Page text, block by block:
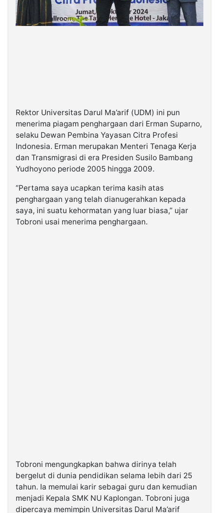
Rektor Universitas Darul Ma’arif (UDM) ini pun
menerima piagam penghargaan dari Erman Suparno,
selaku Dewan Pembina Yayasan Citra Profesi
Indonesia. Erman merupakan Menteri Tenaga Kerja
dan Transmigrasi di era Presiden Susilo Bambang
Yudhoyono periode 2005 hingga 2009.
“Pertama saya ucapkan terima kasih atas
penghargaan yang telah dianugerahkan kepada
saya, ini suatu kehormatan yang luar biasa,” ujar
Tobroni usai menerima penghargaan.
Tobroni mengungkapkan bahwa dirinya telah
bergelut di dunia pendidikan selama lebih dari 25
tahun. Ia memulai karir sebagai guru dan kemudian
menjadi Kepala SMK NU Kaplongan. Tobroni juga
dipercaya memimpin Universitas Darul Ma’arif